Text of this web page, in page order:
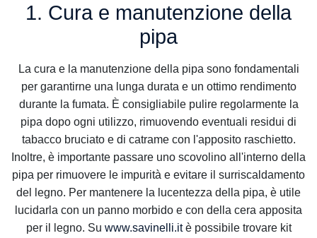
1. Cura e manutenzione della
pipa
La cura e la manutenzione della pipa sono fondamentali
per garantirne una lunga durata e un ottimo rendimento
durante la fumata. È consigliabile pulire regolarmente la
pipa dopo ogni utilizzo, rimuovendo eventuali residui di
tabacco bruciato e di catrame con l'apposito raschietto.
Inoltre, è importante passare uno scovolino all'interno della
pipa per rimuovere le impurità e evitare il surriscaldamento
del legno. Per mantenere la lucentezza della pipa, è utile
lucidarla con un panno morbido e con della cera apposita
per il legno. Su www.savinelli.itè possibile trovare kit